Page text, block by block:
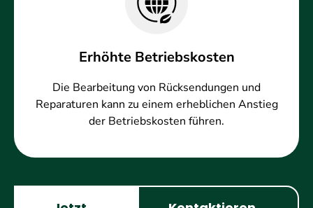
Erhöhte Betriebskosten
Die Bearbeitung von Rücksendungen und
Reparaturen kann zu einem erheblichen Anstieg
der Betriebskosten führen.